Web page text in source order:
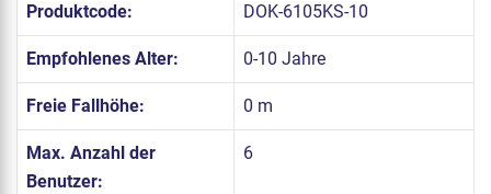
Produktcode: DOK-6105KS-10
Empfohlenes Alter: 0-10 Jahre
Freie Fallhöhe: 0 m
Max. Anzahl der
Benutzer:
6